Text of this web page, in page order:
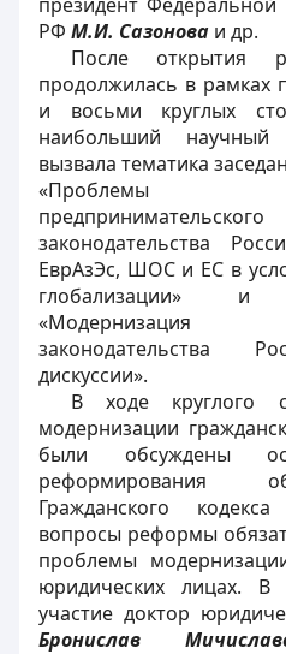
РФ М.И. Сазонова и др.
После открытия
продолжилась в рамках
и восьми круглых
наибольший
вызвала тематика
«Проблемы
законодательства
ЕврАзЭс, ШОС и ЕС в
глобализации» и
«Модернизация
законодательства
дискуссии».
В ходе круглого
модернизации
были обсуждены
реформирования
Гражданского
вопросы реформы
проблемы
юридических лицах. В
участие доктор
Бронислав